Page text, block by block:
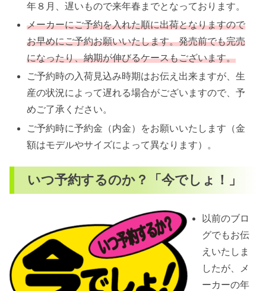
年８月、遅いもので来年春までとなっております。
メーカーにご予約を入れた順に出荷となりますので
お早めにご予約お願いいたします。発売前でも完売
になったり、納期が伸びるケースもございます。
ご予約時の入荷見込み時期はお伝え出来ますが、生
産の状況によって遅れる場合がございますので、予
めご了承ください。
ご予約時に予約金（内金）をお願いいたします（金
額はモデルやサイズによって異なります）。
いつ予約するのか？「今でしょ！」
以前のブロ
グでもお伝
えいたしま
したが、メ
ーカーの年